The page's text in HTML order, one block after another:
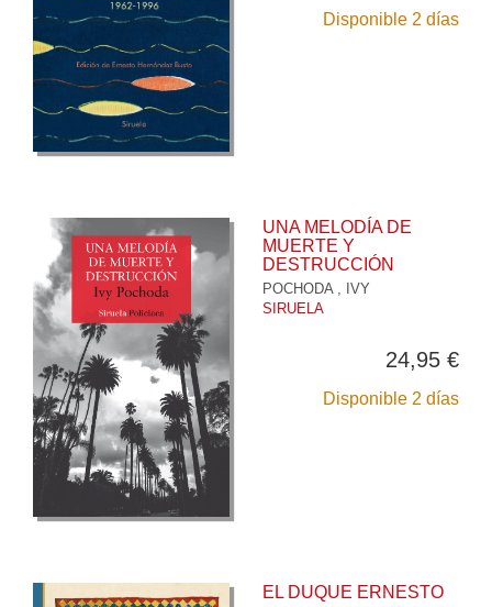
Disponible 2 días
UNA MELODÍA DE
MUERTE Y
DESTRUCCIÓN
POCHODA , IVY
SIRUELA
24,95 €
Disponible 2 días
EL DUQUE ERNESTO